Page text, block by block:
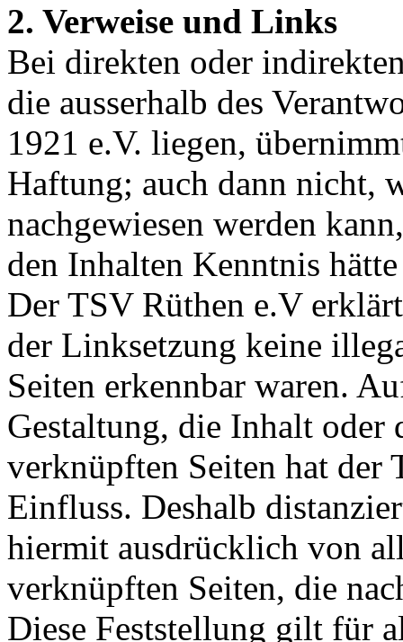
2. Verweise und Links
Bei direkten oder
die ausserhalb des
1921 e.V. liegen,
Haftung; auch dann nicht,
nachgewiesen werden
den Inhalten Kenntnis
Der TSV Rüthen e.V
der Linksetzung keine
Seiten erkennbar waren.
Gestaltung, die Inhalt oder
verknüpften Seiten hat der
Einfluss. Deshalb
hiermit ausdrücklich von
verknüpften Seiten, die
Diese Feststellung gilt für